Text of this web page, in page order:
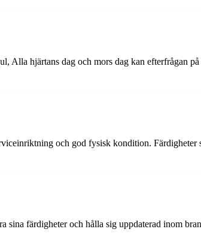
Alla hjärtans dag och mors dag kan efterfrågan
och god fysisk kondition.
färdigheter och hålla sig uppdaterad inom